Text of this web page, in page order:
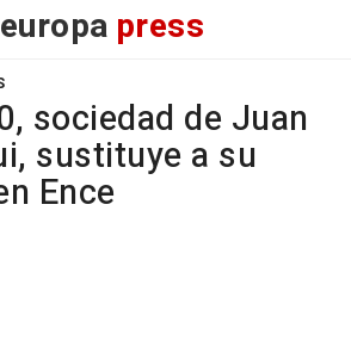
europa press
sociedad de Juan
sustituye a su
Ence